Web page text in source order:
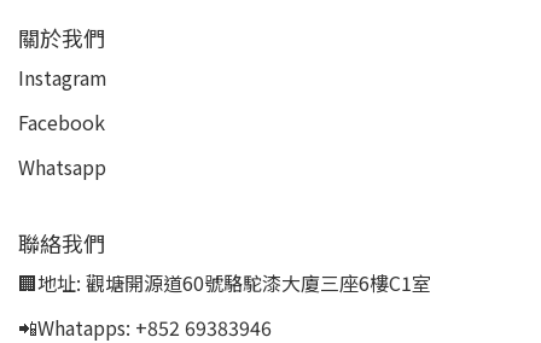
關於我們
Instagram
Facebook
Whatsapp
聯絡我們
🏢地址: 觀塘開源道60號駱駝漆大廈三座6樓C1室
📲Whatapps: +852 69383946